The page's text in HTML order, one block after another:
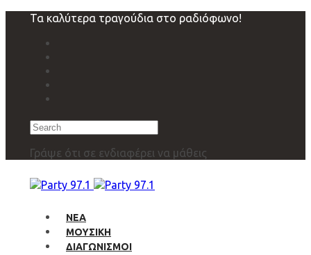
navigation
Τα καλύτερα τραγούδια στο ραδιόφωνο!
Search
Γράψε ότι σε ενδιαφέρει να μάθεις
ΝΕΑ
ΜΟΥΣΙΚΗ
ΔΙΑΓΩΝΙΣΜΟΙ